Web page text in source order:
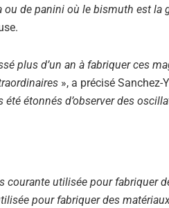
de panini où le bismuth est
plus d’un an à fabriquer ces
», a précisé Sanchez-
étonnés d’observer des
utilisée pour fabriquer
pour fabriquer des